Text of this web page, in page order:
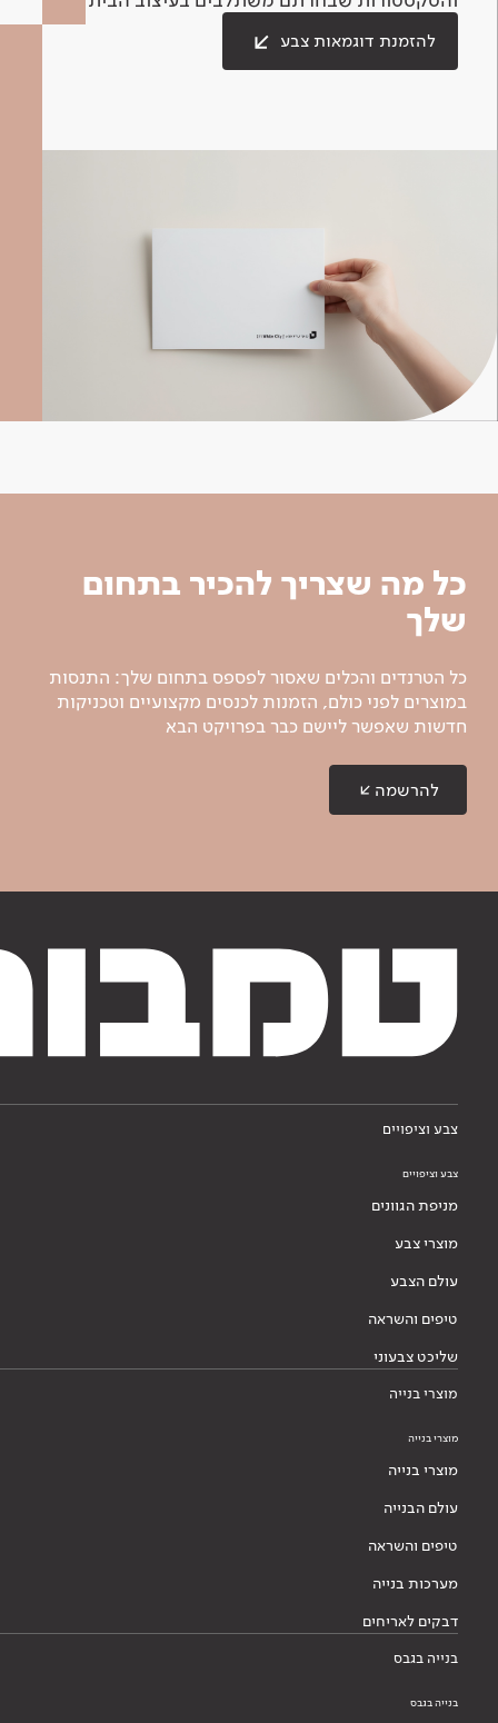
להזמנת דוגמאות צבע
כל מה שצריך להכיר בתחום
שלך
כל הטרנדים והכלים שאסור לפספס בתחום שלך: התנסות
במוצרים לפני כולם, הזמנות לכנסים מקצועיים וטכניקות
חדשות שאפשר ליישם כבר בפרויקט הבא
להרשמה
צבע וציפויים
צבע וציפויים
מניפת הגוונים
מוצרי צבע
עולם הצבע
טיפים והשראה
שליכט צבעוני
מוצרי בנייה
מוצרי בנייה
מוצרי בנייה
עולם הבנייה
טיפים והשראה
מערכות בנייה
דבקים לאריחים
בנייה בגבס
בנייה בגבס